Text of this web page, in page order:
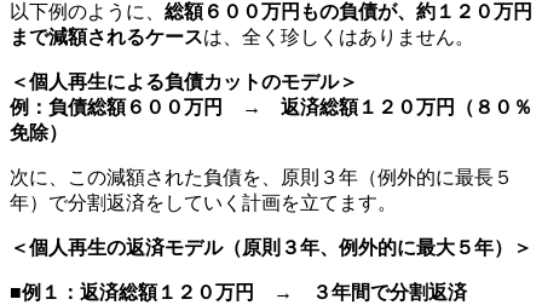
以下例のように、 総額６００万円もの負債が、約１２０万円
まで減額されるケースは、全く珍しくはありません。
＜個人再生による負債カットのモデル＞
例：負債総額６００万円 → 返済総額１２０万円（８０％
免除）
次に、この減額された負債を、原則３年（例外的に最長５
年）で分割返済をしていく計画を立てます。
＜個人再生の返済モデル（原則３年、例外的に最大５年）＞
■例１：返済総額１２０万円 → ３年間で分割返済